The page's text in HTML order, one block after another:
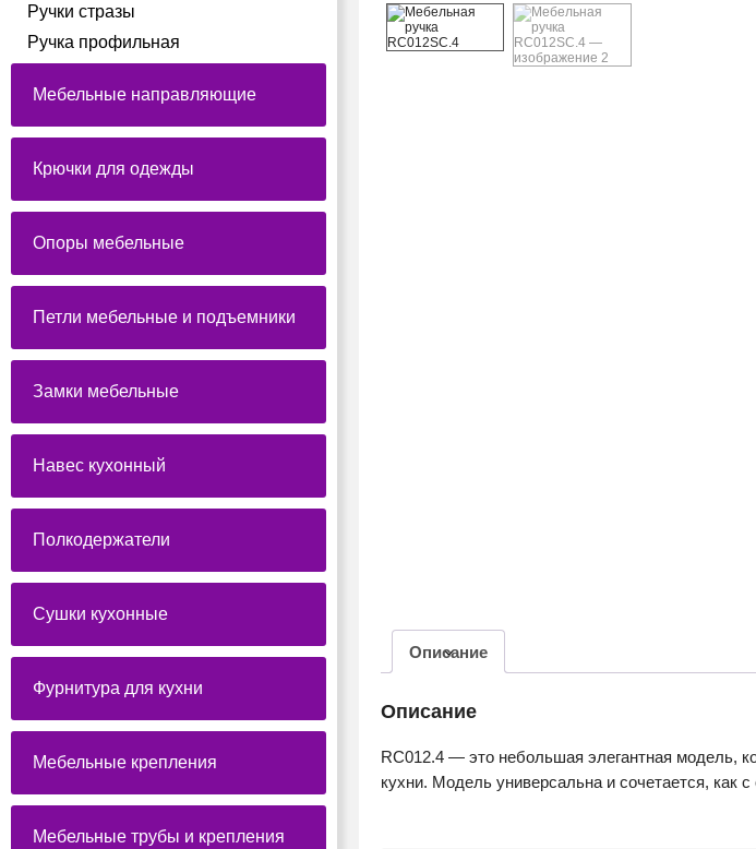
Ручки стразы
Ручка профильная
Мебельные направляющие
Крючки для одежды
Опоры мебельные
Петли мебельные и подъемники
Замки мебельные
Навес кухонный
Полкодержатели
Сушки кухонные
Фурнитура для кухни
Мебельные крепления
Мебельные трубы и крепления
Описание
Описание
RC012.4 — это небольшая элегантная модель,
кухни. Модель универсальна и сочетается,